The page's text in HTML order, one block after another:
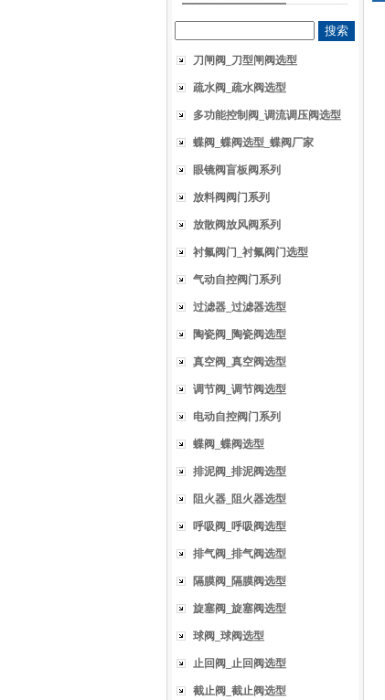
刀闸阀_刀型闸阀选型
疏水阀_疏水阀选型
多功能控制阀_调流调压阀选型
蝶阀_蝶阀选型_蝶阀厂家
眼镜阀盲板阀系列
放料阀阀门系列
放散阀放风阀系列
衬氟阀门_衬氟阀门选型
气动自控阀门系列
过滤器_过滤器选型
陶瓷阀_陶瓷阀选型
真空阀_真空阀选型
调节阀_调节阀选型
电动自控阀门系列
蝶阀_蝶阀选型
排泥阀_排泥阀选型
阻火器_阻火器选型
呼吸阀_呼吸阀选型
排气阀_排气阀选型
隔膜阀_隔膜阀选型
旋塞阀_旋塞阀选型
球阀_球阀选型
止回阀_止回阀选型
截止阀_截止阀选型